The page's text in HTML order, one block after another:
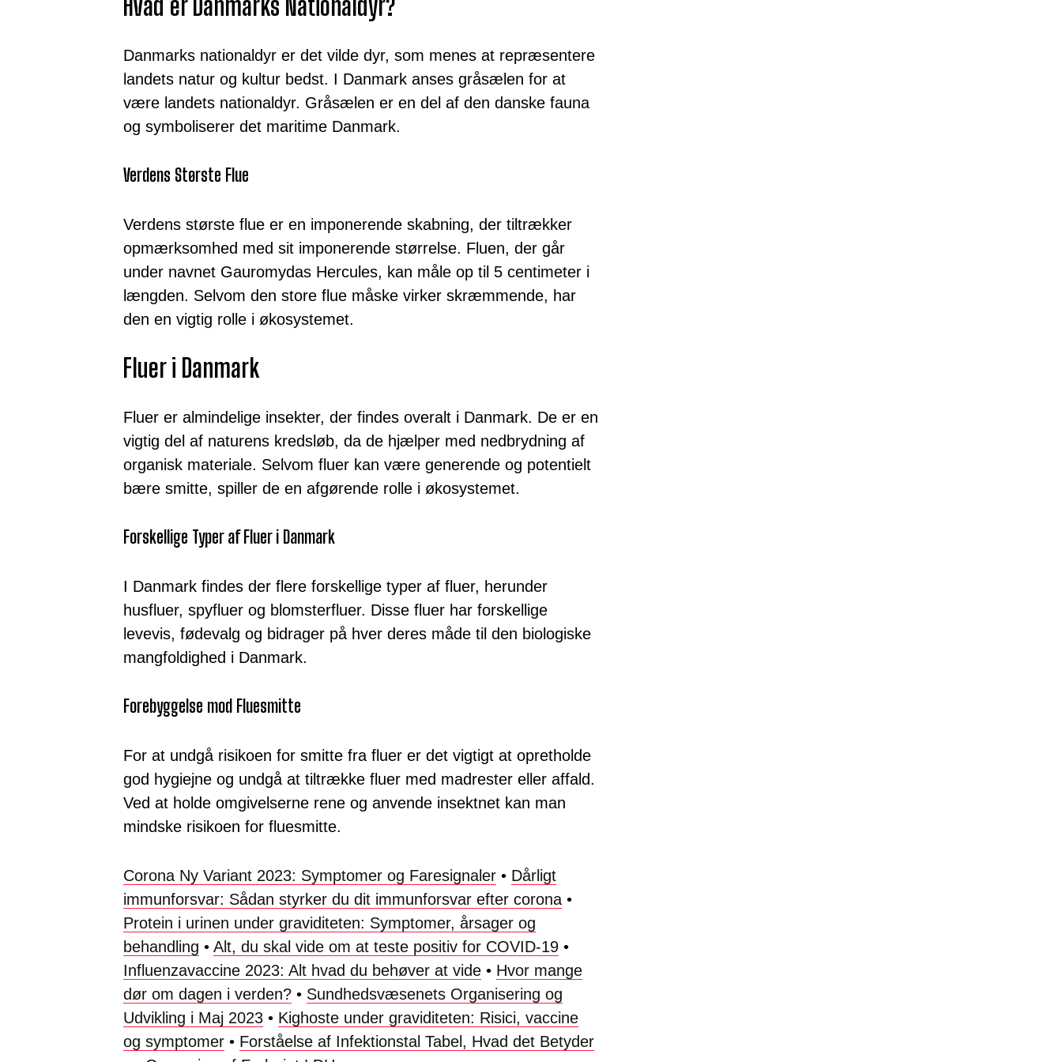
Hvad er Danmarks Nationaldyr?
Danmarks nationaldyr er det vilde dyr, som menes at repræsentere
landets natur og kultur bedst. I Danmark anses gråsælen for at
være landets nationaldyr. Gråsælen er en del af den danske fauna
og symboliserer det maritime Danmark.
Verdens Største Flue
Verdens største flue er en imponerende skabning, der tiltrækker
opmærksomhed med sit imponerende størrelse. Fluen, der går
under navnet Gauromydas Hercules, kan måle op til 5 centimeter i
længden. Selvom den store flue måske virker skræmmende, har
den en vigtig rolle i økosystemet.
Fluer i Danmark
Fluer er almindelige insekter, der findes overalt i Danmark. De er en
vigtig del af naturens kredsløb, da de hjælper med nedbrydning af
organisk materiale. Selvom fluer kan være generende og potentielt
bære smitte, spiller de en afgørende rolle i økosystemet.
Forskellige Typer af Fluer i Danmark
I Danmark findes der flere forskellige typer af fluer, herunder
husfluer, spyfluer og blomsterfluer. Disse fluer har forskellige
levevis, fødevalg og bidrager på hver deres måde til den biologiske
mangfoldighed i Danmark.
Forebyggelse mod Fluesmitte
For at undgå risikoen for smitte fra fluer er det vigtigt at opretholde
god hygiejne og undgå at tiltrække fluer med madrester eller affald.
Ved at holde omgivelserne rene og anvende insektnet kan man
mindske risikoen for fluesmitte.
Corona Ny Variant 2023: Symptomer og Faresignaler • Dårligt
immunforsvar: Sådan styrker du dit immunforsvar efter corona •
Protein i urinen under graviditeten: Symptomer, årsager og
behandling • Alt, du skal vide om at teste positiv for COVID-19 •
Influenzavaccine 2023: Alt hvad du behøver at vide • Hvor mange
dør om dagen i verden? • Sundhedsvæsenets Organisering og
Udvikling i Maj 2023 • Kighoste under graviditeten: Risici, vaccine
og symptomer • Forståelse af Infektionstal Tabel, Hvad det Betyder